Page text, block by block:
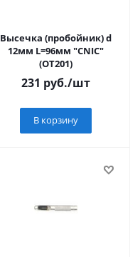
Высечка (пробойник) d
12мм L=96мм "CNIC"
(ОТ201)
231 руб./шт
В корзину